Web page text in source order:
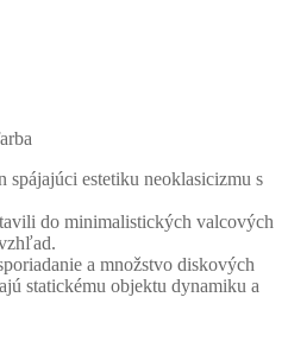
estetiku neoklasicizmu s
do minimalistických valcových
a množstvo diskových
statickému objektu dynamiku a